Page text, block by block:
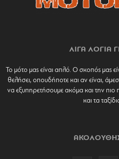
ΛΙΓΑ ΛΟΓΙΑ
Το μότο μας είναι απλό. Ο σκοπός μας
θελήσει, οπουδήποτε και αν είναι,
να εξυπηρετήσουμε ακόμα και την πιο
και τα